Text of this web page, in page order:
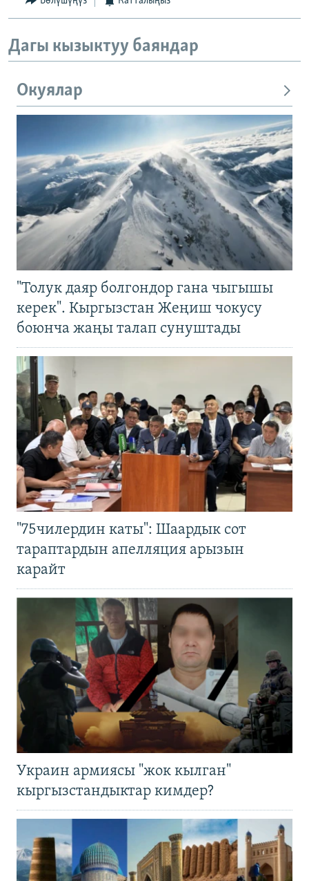
Дагы кызыктуу баяндар
Окуялар
"Толук даяр болгондор гана чыгышы
керек". Кыргызстан Жеңиш чокусу
боюнча жаңы талап сунуштады
"75чилердин каты": Шаардык сот
тараптардын апелляция арызын
карайт
Украин армиясы "жок кылган"
кыргызстандыктар кимдер?